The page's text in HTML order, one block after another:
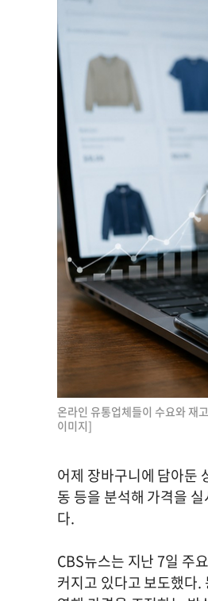
온라인 유통업체들이 수요와 재
이미지]
어제 장바구니에 담아둔
동 등을 분석해 가격을
다.
CBS뉴스는 지난 7일 주
커지고 있다고 보도했다